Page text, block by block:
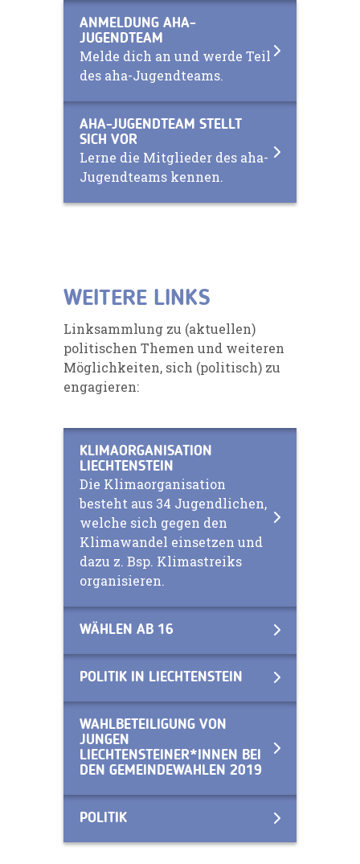
ANMELDUNG AHA-
JUGENDTEAM
Melde dich an und werde Teil
des aha-Jugendteams.
AHA-JUGENDTEAM STELLT
SICH VOR
Lerne die Mitglieder des aha-
Jugendteams kennen.
WEITERE LINKS
Linksammlung zu (aktuellen)
politischen Themen und weiteren
Möglichkeiten, sich (politisch) zu
engagieren:
KLIMAORGANISATION
LIECHTENSTEIN
Die Klimaorganisation
besteht aus 34 Jugendlichen,
welche sich gegen den
Klimawandel einsetzen und
dazu z. Bsp. Klimastreiks
organisieren.
WÄHLEN AB 16
POLITIK IN LIECHTENSTEIN
WAHLBETEILIGUNG VON
JUNGEN
LIECHTENSTEINER*INNEN BEI
DEN GEMEINDEWAHLEN 2019
POLITIK